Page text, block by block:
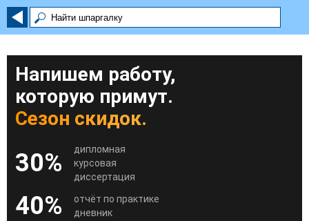
Напишем работу,
которую примут.
Сезон скидок.
30%
дипломная
курсовая
диссертация
40%
отчёт по практике
дневник